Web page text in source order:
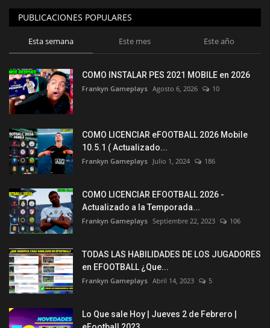
PUBLICACIONES POPULARES
Esta semana Este mes Este año
COMO INSTALAR PES 2021 MOBILE en 2026
Frankyn Gameplays Agosto 6, 2026 10
COMO LICENCIAR eFOOTBALL 2026 Mobile
10.5.1 ( Actualizado...
Frankyn Gameplays Julio 1, 2024 186
COMO LICENCIAR EFOOTBALL 2026 -
Actualizado a la Temporada...
Frankyn Gameplays Septiembre 22, 2023 106
TODAS LAS HABILIDADES DE LOS JUGADORES
en EFOOTBALL ¿Que...
Frankyn Gameplays Abril 14, 2023 5
Lo Que sale Hoy | Jueves 2 de Febrero |